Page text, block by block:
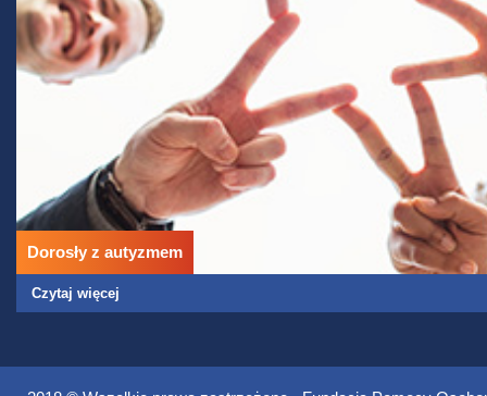
Dorosły z autyzmem
Czytaj więcej